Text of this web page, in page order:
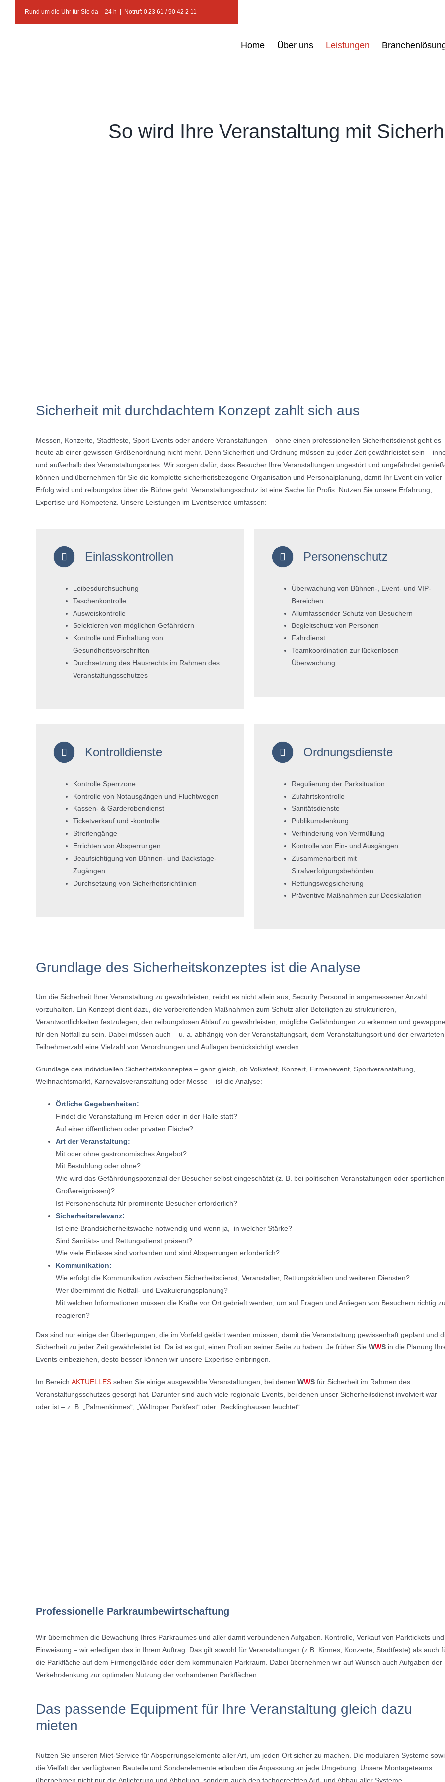
Rund um die Uhr für Sie da – 24 h Notruf: 0 23 61 / 90 42 2 11
Home Über uns Leistungen
So wird Ihre Veranstaltung mit
Sicherheit mit durchdachtem Konzept zahlt sich aus
Messen, Konzerte, Stadtfeste, Sport-Events oder andere Veranstaltungen – ohne einen professionellen Sicherheitsdienst geht es
heute ab einer gewissen Größenordnung nicht mehr. Denn Sicherheit und Ordnung müssen zu jeder Zeit gewährleistet sein –
und außerhalb des Veranstaltungsortes. Wir sorgen dafür, dass Besucher Ihre Veranstaltungen ungestört und ungefährdet
können und übernehmen für Sie die komplette sicherheitsbezogene Organisation und Personalplanung, damit Ihr Event ein voller
Erfolg wird und reibungslos über die Bühne geht. Veranstaltungsschutz ist eine Sache für Profis. Nutzen Sie unsere Erfahrung,
Expertise und Kompetenz. Unsere Leistungen im Eventservice umfassen:
Einlasskontrollen
Leibesdurchsuchung
Taschenkontrolle
Ausweiskontrolle
Selektieren von möglichen Gefährdern
Kontrolle und Einhaltung von
Gesundheitsvorschriften
Durchsetzung des Hausrechts im Rahmen des
Veranstaltungsschutzes
Personenschutz
Überwachung von Bühnen-, Event- und VIP-
Bereichen
Allumfassender Schutz von Besuchern
Begleitschutz von Personen
Fahrdienst
Teamkoordination zur lückenlosen
Überwachung
Kontrolldienste
Kontrolle Sperrzone
Kontrolle von Notausgängen und Fluchtwegen
Kassen- & Garderobendienst
Ticketverkauf und -kontrolle
Streifengänge
Errichten von Absperrungen
Beaufsichtigung von Bühnen- und Backstage-
Zugängen
Durchsetzung von Sicherheitsrichtlinien
Ordnungsdienste
Regulierung der Parksituation
Zufahrtskontrolle
Sanitätsdienste
Publikumslenkung
Verhinderung von Vermüllung
Kontrolle von Ein- und Ausgängen
Zusammenarbeit mit
Strafverfolgungsbehörden
Rettungswegsicherung
Präventive Maßnahmen zur Deeskalation
Grundlage des Sicherheitskonzeptes ist die Analyse
Um die Sicherheit Ihrer Veranstaltung zu gewährleisten, reicht es nicht allein aus, Security Personal in angemessener Anzahl
vorzuhalten. Ein Konzept dient dazu, die vorbereitenden Maßnahmen zum Schutz aller Beteiligten zu strukturieren,
Verantwortlichkeiten festzulegen, den reibungslosen Ablauf zu gewährleisten, mögliche Gefährdungen zu erkennen und
für den Notfall zu sein. Dabei müssen auch – u. a. abhängig von der Veranstaltungsart, dem Veranstaltungsort und der erwarteten
Teilnehmerzahl eine Vielzahl von Verordnungen und Auflagen berücksichtigt werden.
Grundlage des individuellen Sicherheitskonzeptes – ganz gleich, ob Volksfest, Konzert, Firmenevent, Sportveranstaltung,
Weihnachtsmarkt, Karnevalsveranstaltung oder Messe – ist die Analyse:
Örtliche Gegebenheiten:
Findet die Veranstaltung im Freien oder in der Halle statt?
Auf einer öffentlichen oder privaten Fläche?
Art der Veranstaltung:
Mit oder ohne gastronomisches Angebot?
Mit Bestuhlung oder ohne?
Wie wird das Gefährdungspotenzial der Besucher selbst eingeschätzt (z. B. bei politischen Veranstaltungen oder sportlichen
Großereignissen)?
Ist Personenschutz für prominente Besucher erforderlich?
Sicherheitsrelevanz:
Ist eine Brandsicherheitswache notwendig und wenn ja, in welcher Stärke?
Sind Sanitäts- und Rettungsdienst präsent?
Wie viele Einlässe sind vorhanden und sind Absperrungen erforderlich?
Kommunikation:
Wie erfolgt die Kommunikation zwischen Sicherheitsdienst, Veranstalter, Rettungskräften und weiteren Diensten?
Wer übernimmt die Notfall- und Evakuierungsplanung?
Mit welchen Informationen müssen die Kräfte vor Ort gebrieft werden, um auf Fragen und Anliegen von Besuchern richtig zu
reagieren?
Das sind nur einige der Überlegungen, die im Vorfeld geklärt werden müssen, damit die Veranstaltung gewissenhaft geplant und
Sicherheit zu jeder Zeit gewährleistet ist. Da ist es gut, einen Profi an seiner Seite zu haben. Je früher Sie WWS in die Planung
Events einbeziehen, desto besser können wir unsere Expertise einbringen.
Im Bereich AKTUELLES sehen Sie einige ausgewählte Veranstaltungen, bei denen WWS für Sicherheit im Rahmen des
Veranstaltungsschutzes gesorgt hat. Darunter sind auch viele regionale Events, bei denen unser Sicherheitsdienst involviert war
oder ist – z. B. „Palmenkirmes“, „Waltroper Parkfest“ oder „Recklinghausen leuchtet“.
Professionelle Parkraumbewirtschaftung
Wir übernehmen die Bewachung Ihres Parkraumes und aller damit verbundenen Aufgaben. Kontrolle, Verkauf von Parktickets und
Einweisung – wir erledigen das in Ihrem Auftrag. Das gilt sowohl für Veranstaltungen (z.B. Kirmes, Konzerte, Stadtfeste) als auch
die Parkfläche auf dem Firmengelände oder dem kommunalen Parkraum. Dabei übernehmen wir auf Wunsch auch Aufgaben der
Verkehrslenkung zur optimalen Nutzung der vorhandenen Parkflächen.
Das passende Equipment für Ihre Veranstaltung gleich dazu
mieten
Nutzen Sie unseren Miet-Service für Absperrungselemente aller Art, um jeden Ort sicher zu machen. Die modularen Systeme
die Vielfalt der verfügbaren Bauteile und Sonderelemente erlauben die Anpassung an jede Umgebung. Unsere Montageteams
übernehmen nicht nur die Anlieferung und Abholung, sondern auch den fachgerechten Auf- und Abbau aller Systeme.